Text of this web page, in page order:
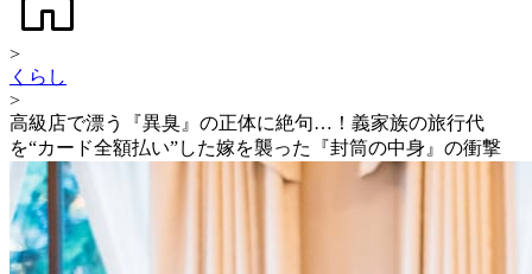
>
くらし
>
高級店で漂う『異臭』の正体に絶句…！義家族の旅行代
を“カード全額払い”した嫁を襲った『封筒の中身』の衝撃